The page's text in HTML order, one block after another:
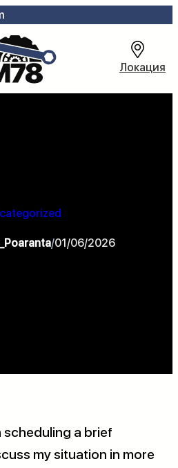
Локация
/01/06/2026
scheduling a brief
my situation in more